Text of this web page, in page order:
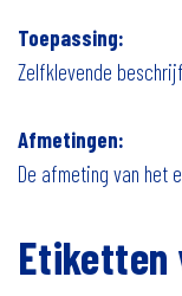
Toepassing:
Zelfklevende
Afmetingen:
De afmeting van het
Etiketten